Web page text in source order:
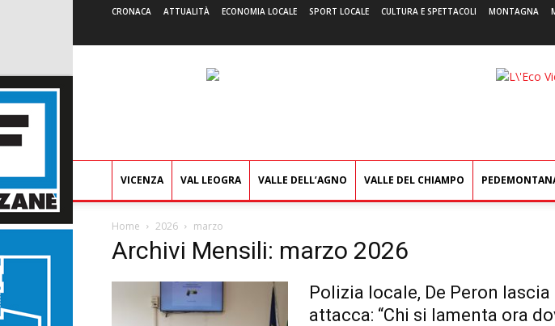
CRONACA ATTUALITÀ ECONOMIA LOCALE SPORT LOCALE CULTURA E SPETTACOLI MONTAGNA
VICENZA VAL LEOGRA VALLE DELL’AGNO VALLE DEL CHIAMPO
Home 2026 marzo
Archivi Mensili: marzo 2026
Polizia locale, De Peron
attacca: “Chi si lamenta ora